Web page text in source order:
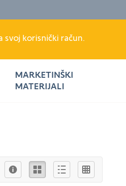
svoj korisnički račun.
MARKETINŠKI
MATERIJALI
Ikona Описни